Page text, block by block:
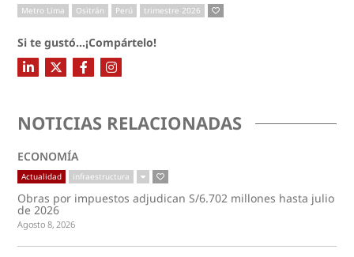
Metro Lima
Ositrán Perú trimestre 2026
Si te gustó...¡Compártelo!
NOTICIAS RELACIONADAS
ECONOMÍA
Actualidad infraestructura
Obras por impuestos adjudican S/6.702 millones hasta julio
de 2026
Agosto 8, 2026